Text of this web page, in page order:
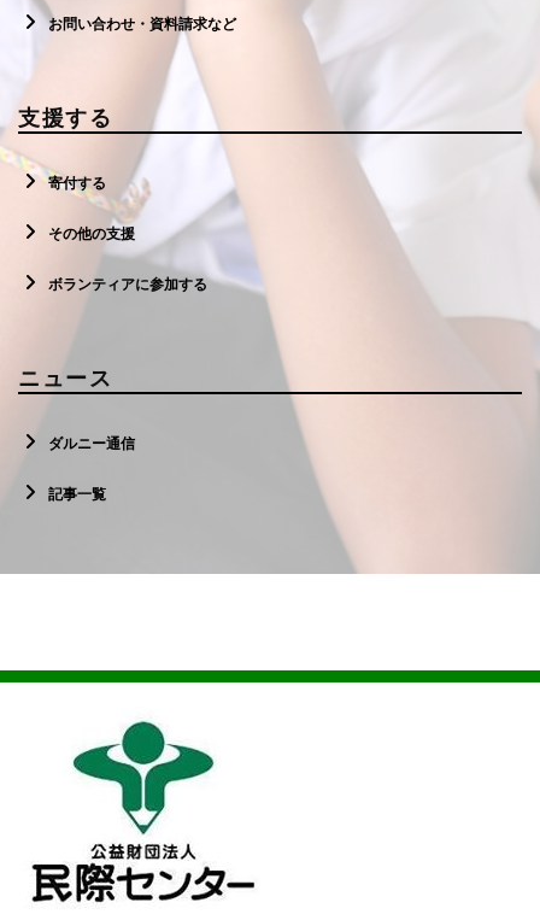
お問い合わせ・資料請求など
支援する
寄付する
その他の支援
ボランティアに参加する
ニュース
ダルニー通信
記事一覧